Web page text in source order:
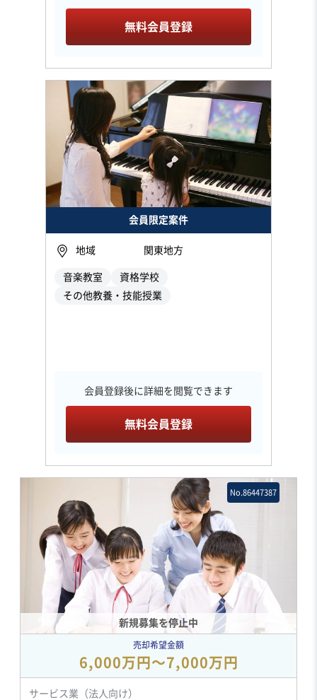
無料会員登録
会員限定案件
地域 関東地方
音楽教室
資格学校
その他教養・技能授業
会員登録後に詳細を閲覧できます
無料会員登録
新規募集を停止中
No.86447387
売却希望金額
6,000万円〜7,000万円
サービス業（法人向け）